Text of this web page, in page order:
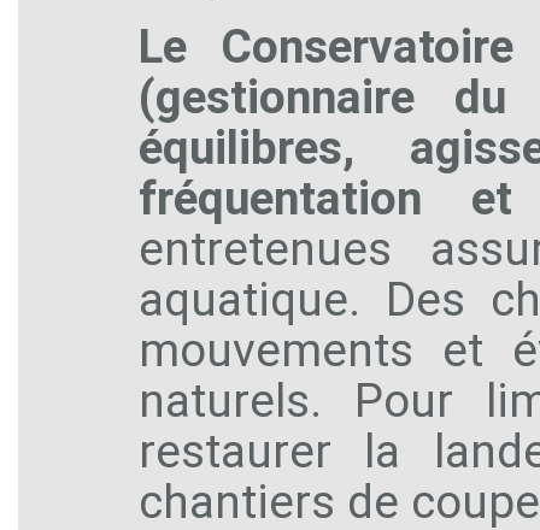
Le
(gestionnaire
équilibres,
fréquentation et
entretenues
aquatique. Des
mouvements et
naturels. Pour
restaurer la
chantiers de